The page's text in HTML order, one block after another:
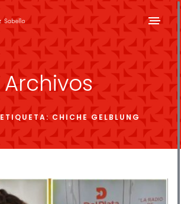
Archivos
ETIQUETA:CHICHE GELBLUNG